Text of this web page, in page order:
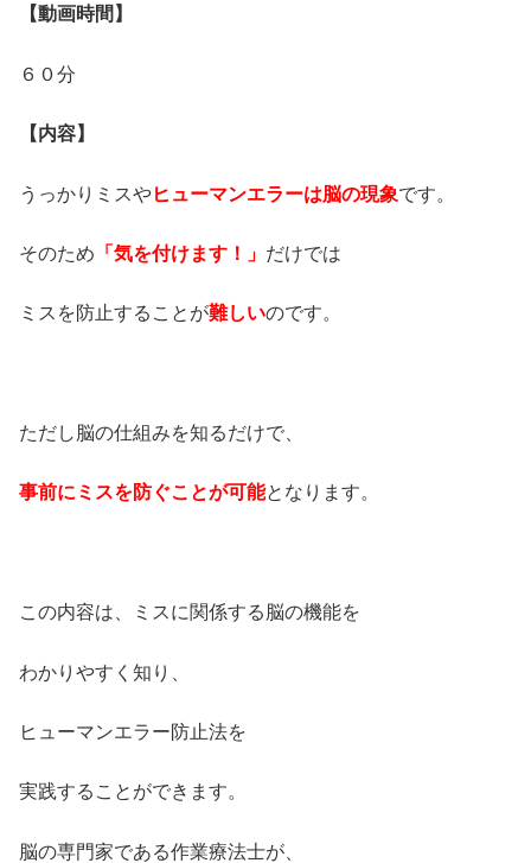
【動画時間】
６０分
【内容】
うっかりミスやヒューマンエラーは脳の現象です。
そのため 「気を付けます！」 だけでは
ミスを防止することが難しいのです。
ただし脳の仕組みを知るだけで、
事前にミスを防ぐことが可能となります。
この内容は、ミスに関係する脳の機能を
わかりやすく知り、
ヒューマンエラー防止法を
実践することができます。
脳の専門家である作業療法士が、